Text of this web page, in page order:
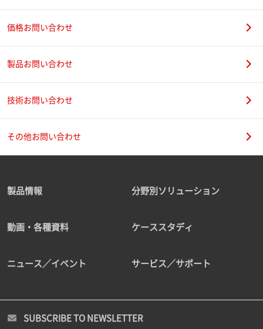
価格お問い合わせ
製品お問い合わせ
技術お問い合わせ
その他お問い合わせ
製品情報 分野別ソリューション
動画・各種資料 ケーススタディ
ニュース／イベント サービス／サポート
SUBSCRIBE TO NEWSLETTER